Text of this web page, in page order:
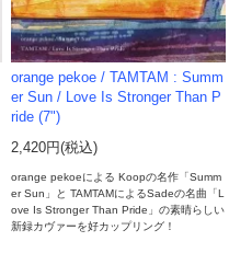
orange pekoe / TAMTAM : Summ
er Sun / Love Is Stronger Than P
ride (7")
2,420円(税込)
orange pekoeによる Koopの名作「Summ
er Sun」と TAMTAMによるSadeの名曲「L
ove Is Stronger Than Pride」の素晴らしい
新録カヴァーを好カップリング！